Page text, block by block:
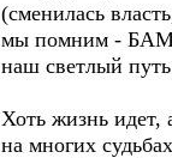
(сменилась
мы помним -
наш светлый
Хоть жизнь идет,
на многих